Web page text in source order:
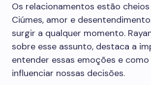
Os relacionamentos estão
Ciúmes, amor e
surgir a qualquer momento.
sobre esse assunto, destaca a
entender essas emoções e
influenciar nossas decisões.